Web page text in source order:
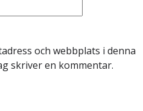
och webbplats i denna
skriver en kommentar.